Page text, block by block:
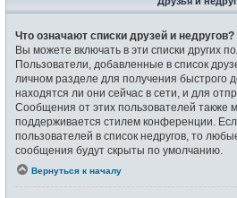
Что означают списки друзей и недругов?
Вы можете включать в эти списки других
Пользователи, добавленные в список
личном разделе для получения быстрого
находятся ли они сейчас в сети, и для
Сообщения от этих пользователей также
поддерживается стилем конференции.
пользователей в список недругов, то
сообщения будут скрыты по умолчанию.
Вернуться к началу